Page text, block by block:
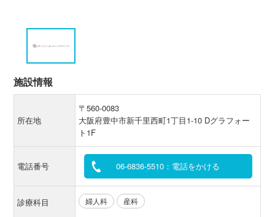
施設情報
所在地
〒560-0083
大阪府豊中市新千里西町1丁目1-10 Dグラフォー
ト1F
電話番号 06-6836-5510：電話をかける
診療科目 婦人科 産科